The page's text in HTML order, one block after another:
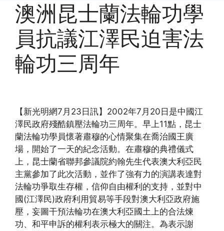
澳洲昆士蘭法輪功學
員抗議江澤民迫害法
輪功三周年
【新光明網7月23日訊】2002年7月20日是中國江
澤民政府殘酷鎮壓法輪功三周年。早上11點，昆士
蘭法輪功學員懷著肅穆的心情聚集在喬治國王廣
場，開始了一天的紀念活動。在肅穆的典禮儀式
上，昆士蘭省聯邦參議院約翰先生代表澳大利亞民
主黨參加了此次活動，並作了強有力的演講表達對
法輪功爭取生存權，信仰自由權利的支持，並對中
國(江澤民)政府利用貿易等手段對澳大利亞政府施
壓，妄圖干預法輪功在澳大利亞國土上的合法煉
功、和平申訴的權利表示極大的關注。為表示謝